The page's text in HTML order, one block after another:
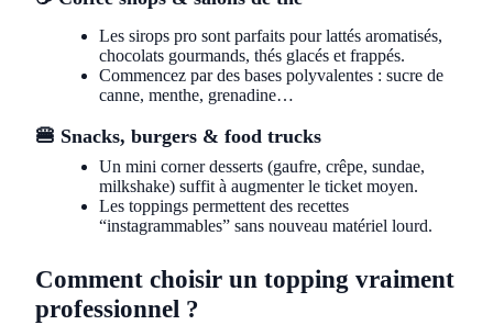
Les sirops pro sont parfaits pour lattés aromatisés,
chocolats gourmands, thés glacés et frappés.
Commencez par des bases polyvalentes : sucre de
canne, menthe, grenadine…
🍔 Snacks, burgers & food trucks
Un mini corner desserts (gaufre, crêpe, sundae,
milkshake) suffit à augmenter le ticket moyen.
Les toppings permettent des recettes
“instagrammables” sans nouveau matériel lourd.
Comment choisir un topping vraiment
professionnel ?